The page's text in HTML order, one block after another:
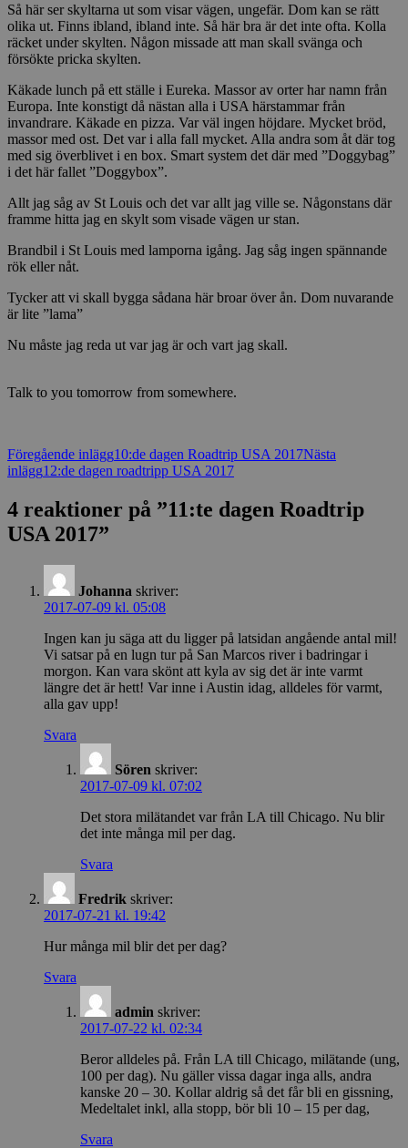
Så här ser skyltarna ut som visar vägen, ungefär. Dom kan se rätt
olika ut. Finns ibland, ibland inte. Så här bra är det inte ofta. Kolla
räcket under skylten. Någon missade att man skall svänga och
försökte pricka skylten.
Käkade lunch på ett ställe i Eureka. Massor av orter har namn från
Europa. Inte konstigt då nästan alla i USA härstammar från
invandrare. Käkade en pizza. Var väl ingen höjdare. Mycket bröd,
massor med ost. Det var i alla fall mycket. Alla andra som åt där tog
med sig överblivet i en box. Smart system det där med ”Doggybag”
i det här fallet ”Doggybox”.
Allt jag såg av St Louis och det var allt jag ville se. Någonstans där
framme hitta jag en skylt som visade vägen ur stan.
Brandbil i St Louis med lamporna igång. Jag såg ingen spännande
rök eller nåt.
Tycker att vi skall bygga sådana här broar över ån. Dom nuvarande
är lite ”lama”
Nu måste jag reda ut var jag är och vart jag skall.
Talk to you tomorrow from somewhere.
Inläggsnavigering
Föregående inlägg10:de dagen Roadtrip USA 2017Nästa
inlägg12:de dagen roadtripp USA 2017
4 reaktioner på ”11:te dagen Roadtrip
USA 2017”
Johanna skriver:
2017-07-09 kl. 05:08
Ingen kan ju säga att du ligger på latsidan angående antal mil!
Vi satsar på en lugn tur på San Marcos river i badringar i
morgon. Kan vara skönt att kyla av sig det är inte varmt
längre det är hett! Var inne i Austin idag, alldeles för varmt,
alla gav upp!
Svara
Sören skriver:
2017-07-09 kl. 07:02
Det stora milätandet var från LA till Chicago. Nu blir
det inte många mil per dag.
Svara
Fredrik skriver:
2017-07-21 kl. 19:42
Hur många mil blir det per dag?
Svara
admin skriver:
2017-07-22 kl. 02:34
Beror alldeles på. Från LA till Chicago, milätande (ung,
100 per dag). Nu gäller vissa dagar inga alls, andra
kanske 20 – 30. Kollar aldrig så det får bli en gissning,
Medeltalet inkl, alla stopp, bör bli 10 – 15 per dag,
Svara